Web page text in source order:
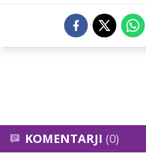
KOMENTARJI (0)